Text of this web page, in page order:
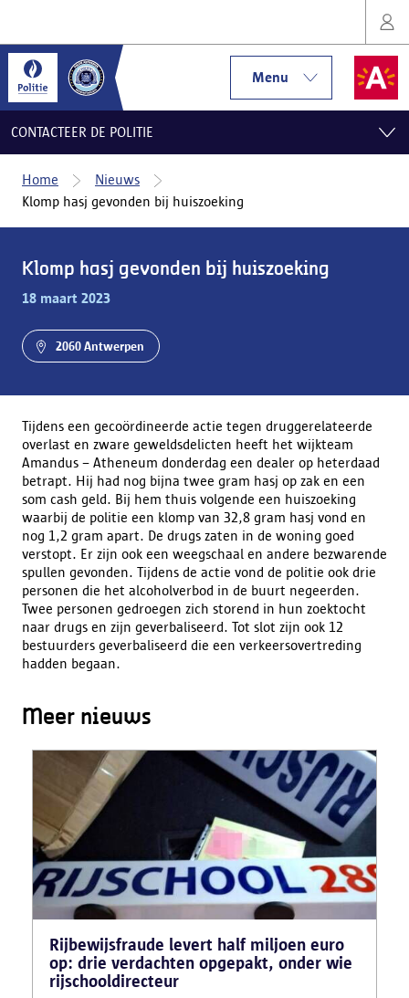
Menu
CONTACTEER DE POLITIE
Home
Nieuws
Klomp hasj gevonden bij huiszoeking
Klomp hasj gevonden bij huiszoeking
18 maart 2023
2060 Antwerpen
Tijdens een gecoördineerde actie tegen druggerelateerde
overlast en zware geweldsdelicten heeft het wijkteam
Amandus – Atheneum donderdag een dealer op heterdaad
betrapt. Hij had nog bijna twee gram hasj op zak en een
som cash geld. Bij hem thuis volgende een huiszoeking
waarbij de politie een klomp van 32,8 gram hasj vond en
nog 1,2 gram apart. De drugs zaten in de woning goed
verstopt. Er zijn ook een weegschaal en andere bezwarende
spullen gevonden. Tijdens de actie vond de politie ook drie
personen die het alcoholverbod in de buurt negeerden.
Twee personen gedroegen zich storend in hun zoektocht
naar drugs en zijn geverbaliseerd. Tot slot zijn ook 12
bestuurders geverbaliseerd die een verkeersovertreding
hadden begaan.
Meer nieuws
Rijbewijsfraude levert half miljoen euro
op: drie verdachten opgepakt, onder wie
rijschooldirecteur